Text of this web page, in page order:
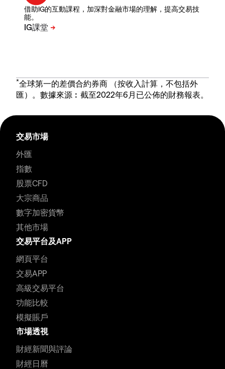
借助IG的互動課程，加深對金融市場的理解，提高交易技
能。
*全球第一的差價合約券商 （按收入計算，不包括外
匯）。數據來源︰截至2022年6月已公佈的財務報表。
交易市場
外匯
指數
股票CFD
大宗商品
數字加密貨幣
其他市場
交易平台及APP
網頁平台
交易APP
高級交易平台
功能比較
模擬賬戶
市場透視
財經新聞與評論
財經日曆